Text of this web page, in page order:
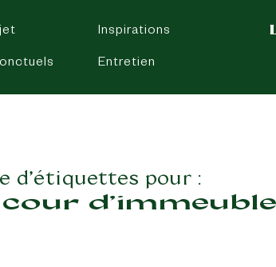
Inspirations
Entretien
d’étiquettes pour :